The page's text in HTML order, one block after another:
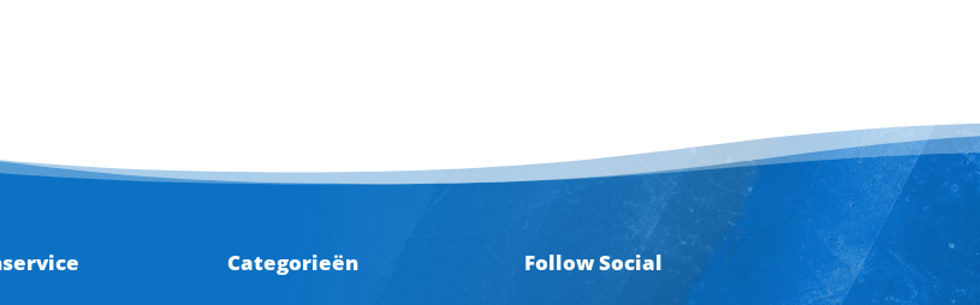
Categorieën Follow Social